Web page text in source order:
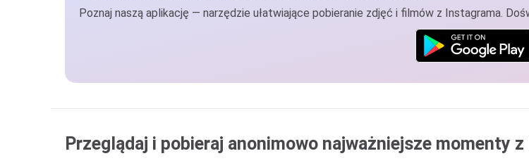
Poznaj naszą aplikację — narzędzie ułatwiające pobieranie zdjęć i filmów z Instagrama.
Przeglądaj i pobieraj anonimowo najważniejsze momenty